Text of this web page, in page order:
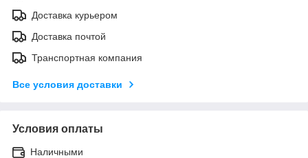
Доставка курьером
Доставка почтой
Транспортная компания
Все условия доставки
Условия оплаты
Наличными